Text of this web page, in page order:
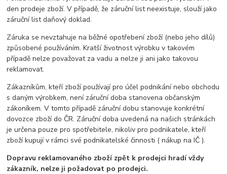
den prodeje zboží. V případě, že záruční list neexistuje, slouží jako
záruční list daňový doklad.
Záruka se nevztahuje na běžné opotřebení zboží (nebo jeho dílů)
způsobené používáním. Kratší životnost výrobku v takovém
případě nelze považovat za vadu a nelze ji ani jako takovou
reklamovat.
Zákazníkům, kteří zboží používají pro účel podnikání nebo obchodu
s daným výrobkem, není záruční doba stanovena občanským
zákoníkem. V tomto případě záruční dobu stanovuje konkrétní
dovozce zboží do ČR. Záruční doba uvedená na našich stránkách
je určena pouze pro spotřebitele, nikoliv pro podnikatele, kteří
zboží kupují v rámci své podnikatelské činnosti ( nákup na IČ ).
Dopravu reklamovaného zboží zpět k prodejci hradí vždy
zákazník, nelze ji požadovat po prodejci.